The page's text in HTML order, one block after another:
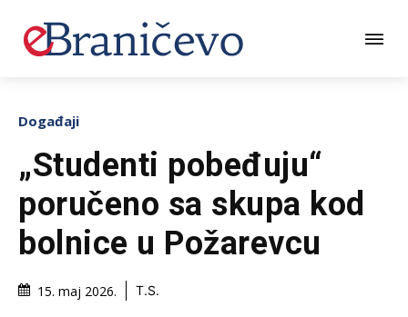
Događaji
„Studenti pobeđuju“
poručeno sa skupa kod
bolnice u Požarevcu
15. maj 2026. T.S.